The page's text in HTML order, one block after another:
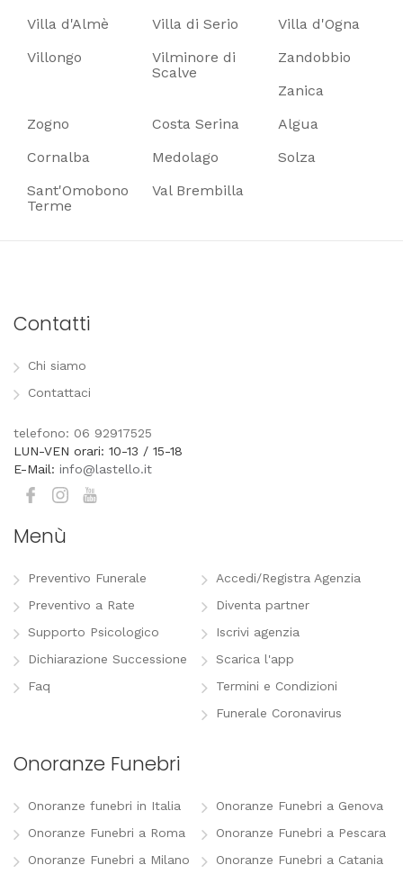
Villa d'Almè
Villa di Serio
Villa d'Ogna
Villongo
Vilminore di
Scalve
Zandobbio
Zanica
Zogno
Costa Serina
Algua
Cornalba
Medolago
Solza
Sant'Omobono
Terme
Val Brembilla
Contatti
Chi siamo
Contattaci
telefono: 06 92917525
LUN-VEN orari: 10-13 / 15-18
E-Mail: info@lastello.it
Menù
Preventivo Funerale
Preventivo a Rate
Supporto Psicologico
Dichiarazione Successione
Faq
Accedi/Registra Agenzia
Diventa partner
Iscrivi agenzia
Scarica l'app
Termini e Condizioni
Funerale Coronavirus
Onoranze Funebri
Onoranze funebri in Italia
Onoranze Funebri a Roma
Onoranze Funebri a Milano
Onoranze Funebri a Genova
Onoranze Funebri a Pescara
Onoranze Funebri a Catania